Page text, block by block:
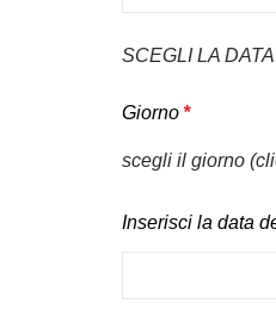
SCEGLI LA
Giorno*
scegli il giorno
Inserisci la data